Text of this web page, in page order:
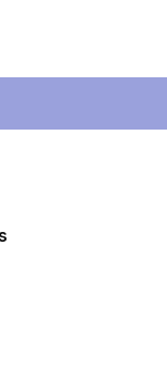
la quantité